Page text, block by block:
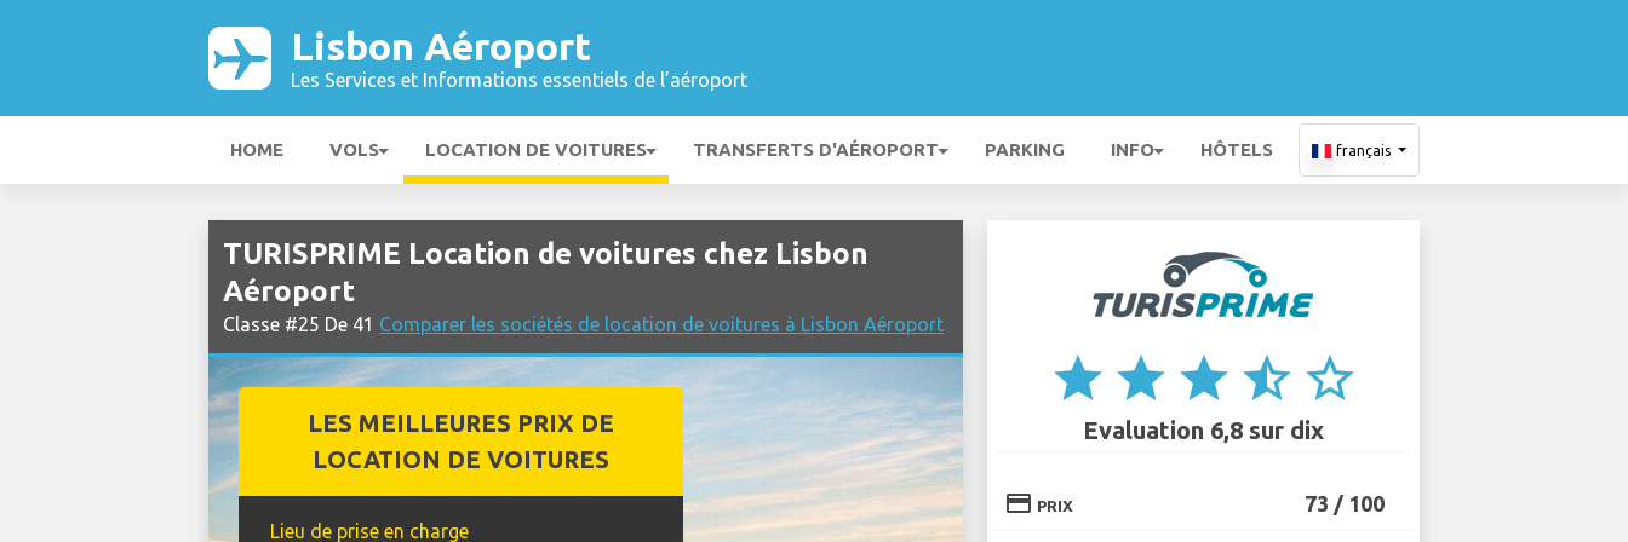
Lisbon Aéroport
Les Services et Informations essentiels de l’aéroport
HOME VOLS LOCATION DE VOITURES TRANSFERTS D'AÉROPORT PARKING INFO HÔTELS français
TURISPRIME Location de voitures chez Lisbon
Aéroport
Classe #25 De 41 Comparer les sociétés de location de voitures à Lisbon Aéroport
LES MEILLEURES PRIX DE
LOCATION DE VOITURES
Lieu de prise en charge
star star star star_half star_border
Evaluation 6,8 sur dix
credit_card PRIX 73 / 100